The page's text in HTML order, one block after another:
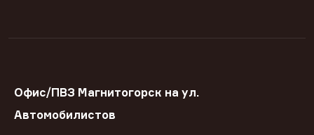
Офис/ПВЗ Магнитогорск на ул.
Автомобилистов